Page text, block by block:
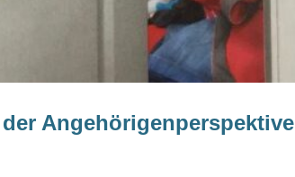
Angehörigenperspektive